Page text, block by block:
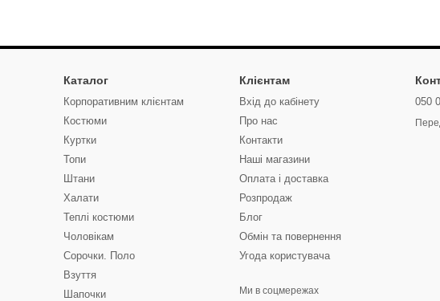
Каталог
Корпоративним клієнтам
Костюми
Куртки
Топи
Штани
Халати
Теплі костюми
Чоловікам
Сорочки. Поло
Взуття
Шапочки
Клієнтам
Вхід до кабінету
Про нас
Контакти
Наші магазини
Оплата і доставка
Розпродаж
Блог
Обмін та повернення
Угода користувача
Ми в соцмережах
050